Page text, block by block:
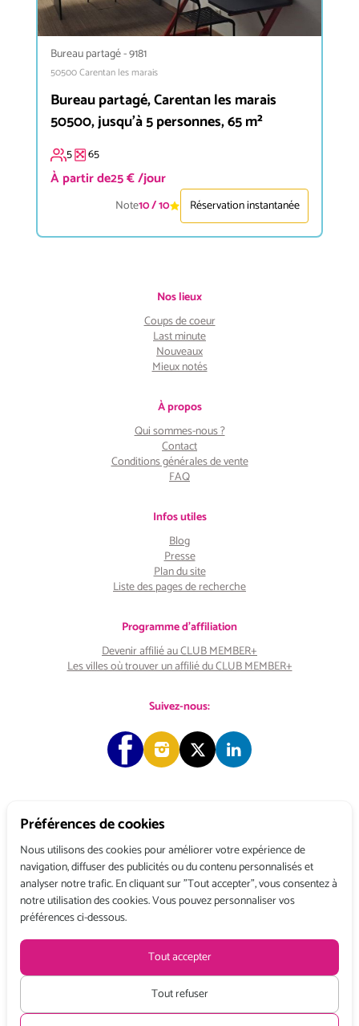
Préférences de cookies
Nous utilisons des cookies pour améliorer votre expérience de
navigation, diffuser des publicités ou du contenu personnalisés et
analyser notre trafic. En cliquant sur "Tout accepter", vous consentez à
notre utilisation des cookies. Vous pouvez personnaliser vos
préférences ci-dessous.
Tout accepter
Tout refuser
Bureau partagé-9181
50500Carentan les marais
Bureau partagé, Carentan les marais
50500, jusqu'à 5 personnes, 65 m²
5 65
À partir de25 € /jour
Note10/ 10 Réservation instantanée
Nos lieux
Coups de coeur
Last minute
Nouveaux
Mieux notés
À propos
Qui sommes-nous ?
Contact
Conditions générales de vente
FAQ
Infos utiles
Blog
Presse
Plan du site
Liste des pages de recherche
Programme d'affiliation
Devenir affilié au CLUB MEMBER+
Les villes où trouver un affilié du CLUB MEMBER+
Suivez-nous:
Copyright © 2026 Choose & Work. Tous droits réservés.
Tél: +33 (0) 1 80 522 522
Belgique : 156, avenue de Floréal – 1180 BRUXELLES
Conditions générales de ventePolitique de confidentialitéMentions légales
Recevez toute l’actualité de Choose and Worken vous abonnant à